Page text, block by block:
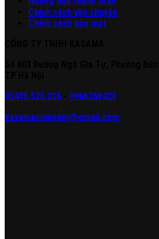
Chính sách vận chuyển
Chính sách bảo mật
02436.525.226
0968268423
kasamacompany@gmail.com